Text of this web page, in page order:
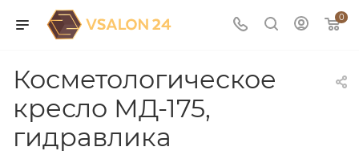
0
Косметологическое
кресло МД-175,
гидравлика